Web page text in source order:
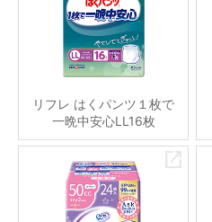
リフレ はくパンツ１枚で
一晩中安心LL16枚